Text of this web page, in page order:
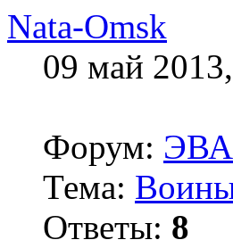
Nata-Omsk
09 май
Форум:
Тема:
Ответы: 8